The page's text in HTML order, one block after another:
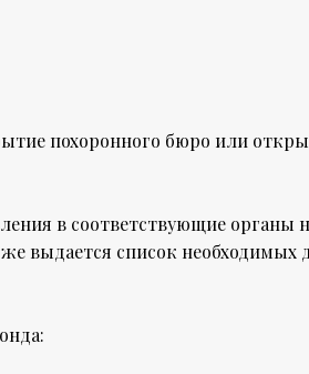
похоронного бюро или
в соответствующие органы
выдается список необходимых